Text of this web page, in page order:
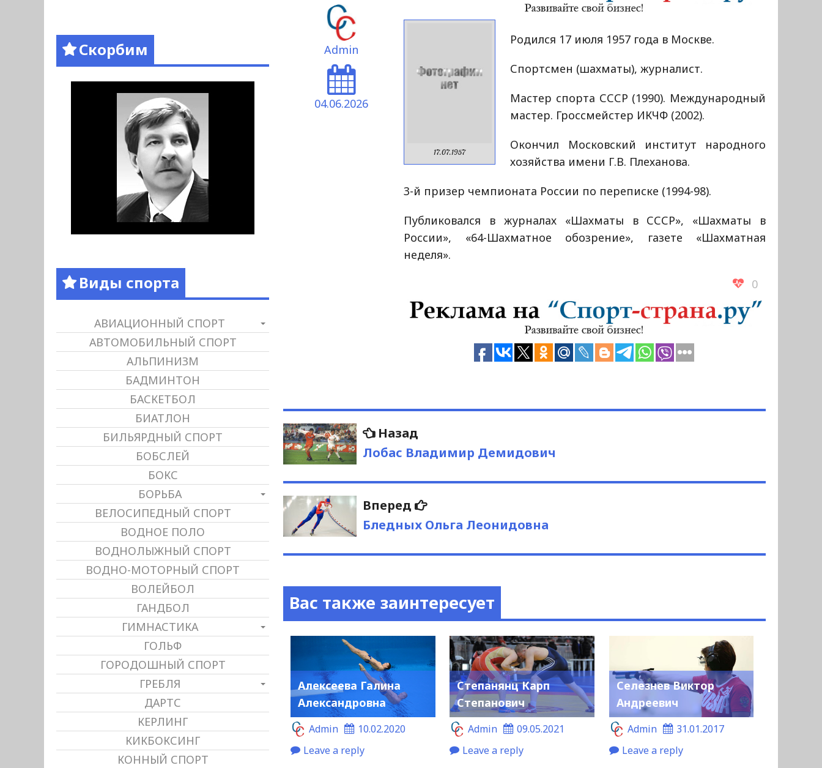
Admin
04.06.2026
17.07.1957
Родился 17 июля 1957 года в Москве.
Спортсмен (шахматы), журналист.
Мастер спорта СССР (1990). Международный
мастер. Гроссмейстер ИКЧФ (2002).
Окончил Московский институт народного
хозяйства имени Г.В. Плеханова.
3-й призер чемпионата России по переписке (1994-98).
Публиковался в журналах «Шахматы в СССР», «Шахматы в
России», «64-Шахматное обозрение», газете «Шахматная
неделя».
0
Навигация
по
записям
Назад
запись:
Лобас Владимир Демидович
Вперед
Следующая
запись:
Бледных Ольга Леонидовна
Вас также заинтересует
Алексеева Галина
Александровна
Admin
10.02.2020
Leave a reply
Степанянц Карп
Степанович
Admin
09.05.2021
Leave a reply
Селезнев Виктор
Андреевич
Admin
31.01.2017
Leave a reply
Скорбим
Виды спорта
АВИАЦИОННЫЙ СПОРТ
АВТОМОБИЛЬНЫЙ СПОРТ
АЛЬПИНИЗМ
БАДМИНТОН
БАСКЕТБОЛ
БИАТЛОН
БИЛЬЯРДНЫЙ СПОРТ
БОБСЛЕЙ
БОКС
БОРЬБА
ВЕЛОСИПЕДНЫЙ СПОРТ
ВОДНОЕ ПОЛО
ВОДНОЛЫЖНЫЙ СПОРТ
ВОДНО-МОТОРНЫЙ СПОРТ
ВОЛЕЙБОЛ
ГАНДБОЛ
ГИМНАСТИКА
ГОЛЬФ
ГОРОДОШНЫЙ СПОРТ
ГРЕБЛЯ
ДАРТС
КЕРЛИНГ
КИКБОКСИНГ
КОННЫЙ СПОРТ